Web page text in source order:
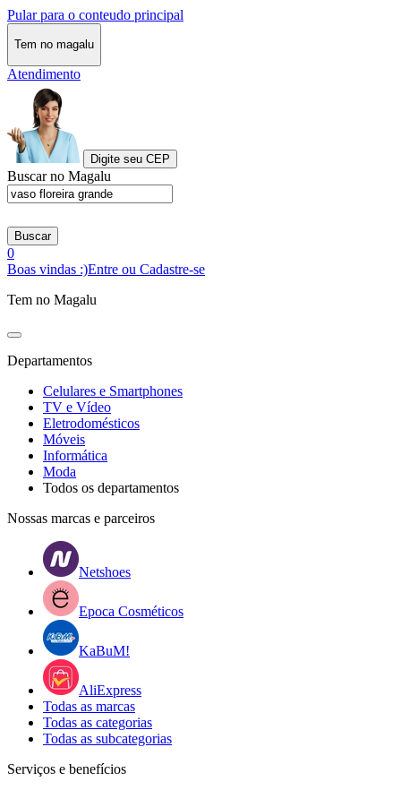
Pular para o conteudo principal
Tem no magalu
Atendimento
Digite seu CEP
Buscar no Magalu
Buscar
0
Boas vindas :)Entre ou Cadastre-se
Tem no Magalu
Departamentos
Celulares e Smartphones
TV e Vídeo
Eletrodomésticos
Móveis
Informática
Moda
Todos os departamentos
Nossas marcas e parceiros
Netshoes
Epoca Cosméticos
KaBuM!
AliExpress
Todas as marcas
Todas as categorias
Todas as subcategorias
Serviços e benefícios